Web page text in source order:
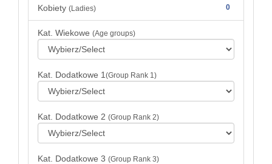
Kobiety (Ladies) 0
Kat. Wiekowe (Age groups)
Kat. Dodatkowe 1 (Group Rank 1)
Kat. Dodatkowe 2 (Group Rank 2)
Kat. Dodatkowe 3 (Group Rank 3)